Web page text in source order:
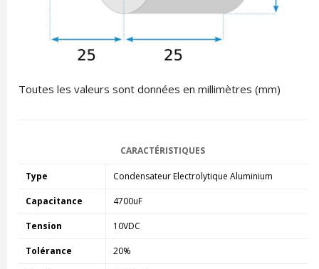
Toutes les valeurs sont données en millimètres (mm)
CARACTÉRISTIQUES
Type Condensateur Electrolytique Aluminium
Capacitance 4700uF
Tension 10VDC
Tolérance 20%